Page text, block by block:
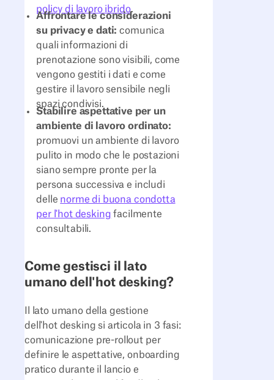
policy di lavoro ibrido.
Affrontare le considerazioni
su privacy e dati: comunica
quali informazioni di
prenotazione sono visibili, come
vengono gestiti i dati e come
gestire il lavoro sensibile negli
spazi condivisi.
Stabilire aspettative per un
ambiente di lavoro ordinato:
promuovi un ambiente di lavoro
pulito in modo che le postazioni
siano sempre pronte per la
persona successiva e includi
delle norme di buona condotta
per l'hot desking facilmente
consultabili.
Come gestisci il lato
umano dell'hot desking?
Il lato umano della gestione
dell'hot desking si articola in 3 fasi:
comunicazione pre-rollout per
definire le aspettative, onboarding
pratico durante il lancio e